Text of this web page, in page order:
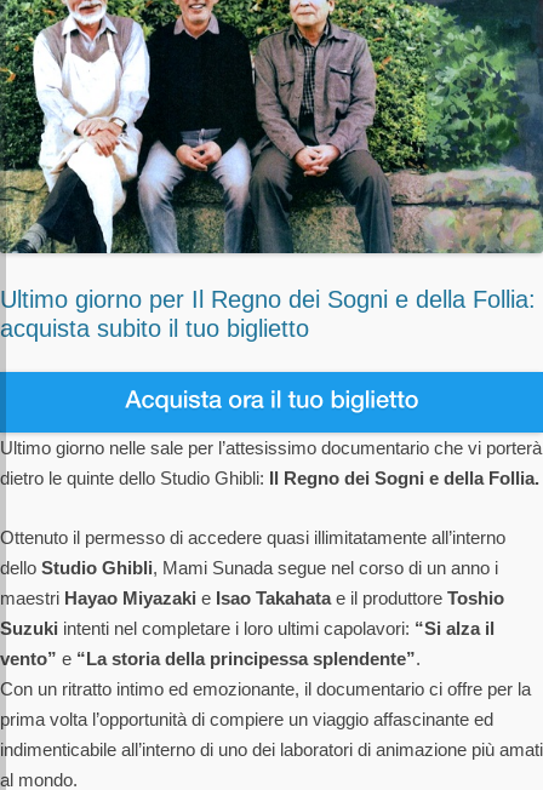
Ultimo giorno per Il Regno dei Sogni e della Follia:
acquista subito il tuo biglietto
Ultimo giorno nelle sale per l’attesissimo documentario che vi porterà
dietro le quinte dello Studio Ghibli: Il Regno dei Sogni e della Follia.
Ottenuto il permesso di accedere quasi illimitatamente all’interno
dello Studio Ghibli, Mami Sunada segue nel corso di un anno i
maestri Hayao Miyazaki e Isao Takahatae il produttore Toshio
Suzuki intenti nel completare i loro ultimi capolavori: “Si alza il
vento” e “La storia della principessa splendente”.
Con un ritratto intimo ed emozionante, il documentario ci offre per la
prima volta l’opportunità di compiere un viaggio affascinante ed
indimenticabile all’interno di uno dei laboratori di animazione più amati
al mondo.